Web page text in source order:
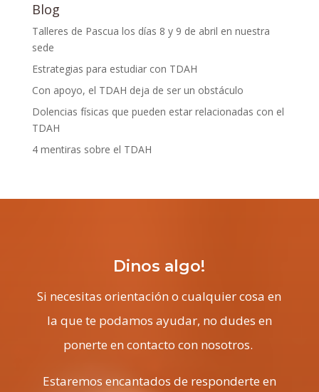
Blog
Talleres de Pascua los días 8 y 9 de abril en nuestra
sede
Estrategias para estudiar con TDAH
Con apoyo, el TDAH deja de ser un obstáculo
Dolencias físicas que pueden estar relacionadas con el
TDAH
4 mentiras sobre el TDAH
Dinos algo!
Si necesitas orientación o cualquier cosa en
la que te podamos ayudar, no dudes en
ponerte en contacto con nosotros.
Estaremos encantados de responderte en